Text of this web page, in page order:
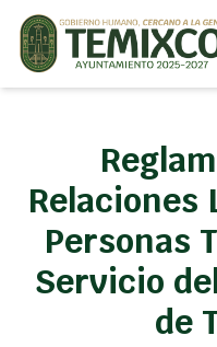
Relaciones
Personas
Servicio
de